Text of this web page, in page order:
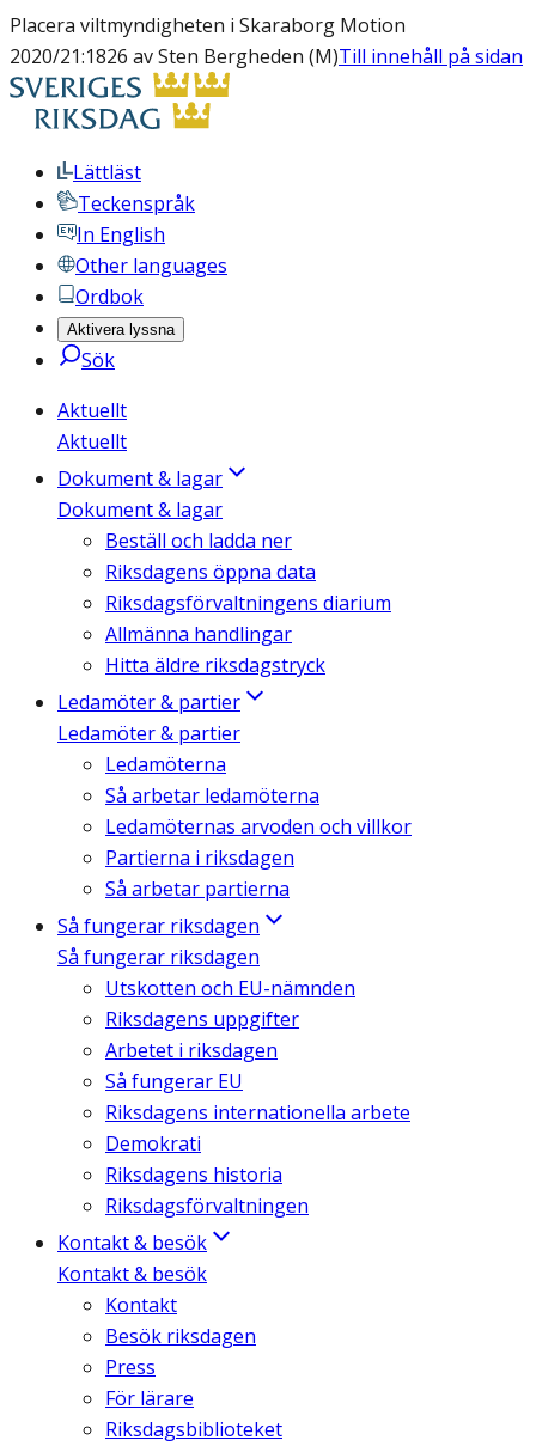
Placera viltmyndigheten i Skaraborg Motion
2020/21:1826 av Sten Bergheden (M)Till innehåll på sidan
Lättläst
Teckenspråk
In English
Other languages
Ordbok
Aktivera lyssna
Sök
Aktuellt
Aktuellt
Dokument & lagar
Dokument & lagar
Beställ och ladda ner
Riksdagens öppna data
Riksdagsförvaltningens diarium
Allmänna handlingar
Hitta äldre riksdagstryck
Ledamöter & partier
Ledamöter & partier
Ledamöterna
Så arbetar ledamöterna
Ledamöternas arvoden och villkor
Partierna i riksdagen
Så arbetar partierna
Så fungerar riksdagen
Så fungerar riksdagen
Utskotten och EU-nämnden
Riksdagens uppgifter
Arbetet i riksdagen
Så fungerar EU
Riksdagens internationella arbete
Demokrati
Riksdagens historia
Riksdagsförvaltningen
Kontakt & besök
Kontakt & besök
Kontakt
Besök riksdagen
Press
För lärare
Riksdagsbiblioteket